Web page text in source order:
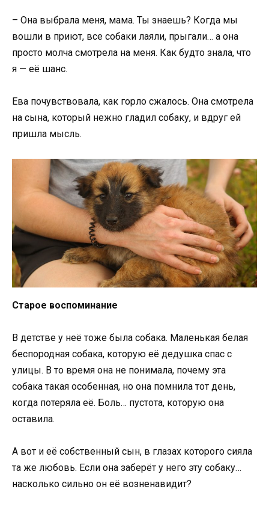
– Она выбрала меня, мама. Ты знаешь? Когда мы
вошли в приют, все собаки лаяли, прыгали… а она
просто молча смотрела на меня. Как будто знала, что
я — её шанс.
Ева почувствовала, как горло сжалось. Она смотрела
на сына, который нежно гладил собаку, и вдруг ей
пришла мысль.
Старое воспоминание
В детстве у неё тоже была собака. Маленькая белая
беспородная собака, которую её дедушка спас с
улицы. В то время она не понимала, почему эта
собака такая особенная, но она помнила тот день,
когда потеряла её. Боль… пустота, которую она
оставила.
А вот и её собственный сын, в глазах которого сияла
та же любовь. Если она заберёт у него эту собаку…
насколько сильно он её возненавидит?